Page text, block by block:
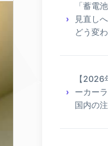
「蓄電
見直し
どう変
【2026
ーカー
国内の